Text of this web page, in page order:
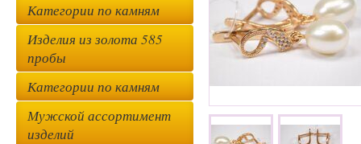
Категории по камням
Изделия из золота 585
пробы
Категории по камням
Мужской ассортимент
изделий